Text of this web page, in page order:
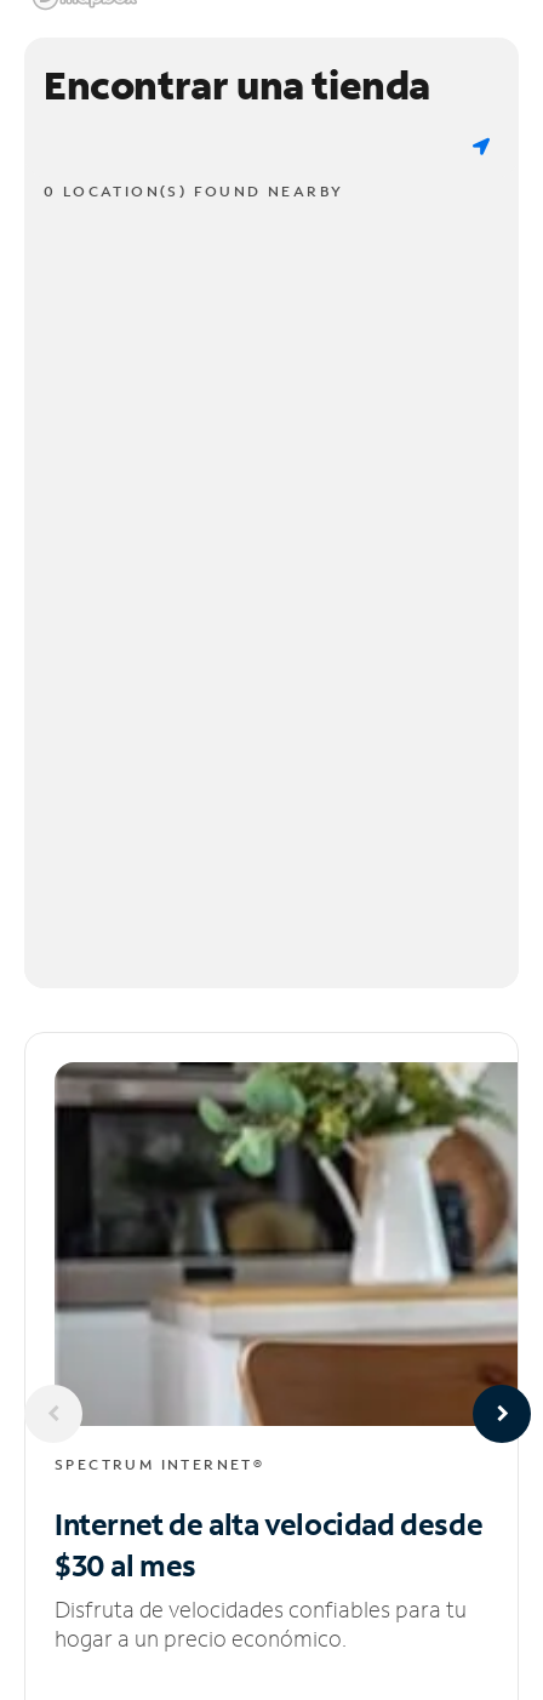
Encontrar una tienda
0 LOCATION(S) FOUND NEARBY
SPECTRUM INTERNET®
Internet de alta velocidaddesde
$30 al mes
Disfruta de velocidades confiables para tu
hogar a un precio económico.